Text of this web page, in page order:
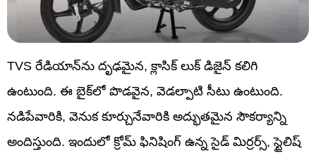
TVS రేడియాన్‌ను దృఢమైన, క్లాసిక్ లుక్‌ డిజైన్ కలిగి
ఉంటుంది. ఈ బైక్‌లో పొడవైన, వెడల్పాటి సీటు ఉంటుంది.
నడిపేవారికి, వెనుక కూర్చునేవారికి అద్భుతమైన సౌకర్యాన్ని
అందిస్తుంది. ఇందులో క్రోమ్ ఫినిషింగ్ ఉన్న సైడ్ మిర్రర్స్, స్టైలిష్